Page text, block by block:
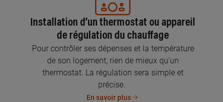
Installation d’un thermostat ou appareil
de régulation du chauffage
Pour contrôler ses dépenses et la température
de son logement, rien de mieux qu’un
thermostat. La régulation sera simple et
précise.
En savoir plus